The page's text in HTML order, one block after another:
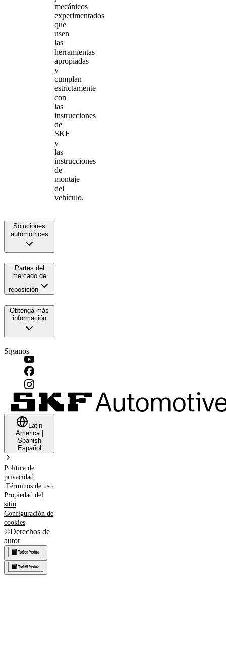
mecánicos
experimentados
que
usen
las
herramientas
apropiadas
y
cumplan
estrictamente
con
las
instrucciones
de
SKF
y
las
instrucciones
de
montaje
del
vehículo.
Soluciones
automotrices
Partes del
mercado de
reposición
Obtenga más
información
Síganos
Latin
America|
Spanish
Español
Política de
privacidad
Términos de uso
Propiedad del
sitio
Configuración de
cookies
©Derechos de
autor